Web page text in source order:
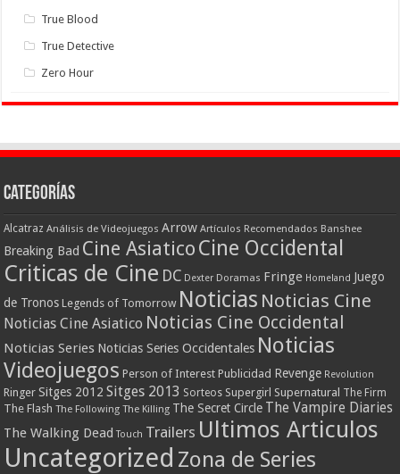
True Blood
True Detective
Zero Hour
Categorías
Alcatraz Análisis de Videojuegos Arrow Artículos Recomendados Banshee
Breaking Bad Cine AsiaticoCine Occidental
Criticas de Cine DC Dexter Doramas Fringe Homeland Juego
de Tronos Legends of Tomorrow Noticias Noticias Cine
Noticias Cine Asiatico Noticias Cine Occidental
Noticias Series Noticias Series Occidentales Noticias
Videojuegos Person of Interest Publicidad Revenge Revolution
Ringer Sitges 2012 Sitges 2013 Sorteos Supergirl Supernatural The Firm
The Flash The Following The Killing The Secret Circle The Vampire Diaries
The Walking Dead Touch Trailers Ultimos Articulos
Uncategorized Zona de Series